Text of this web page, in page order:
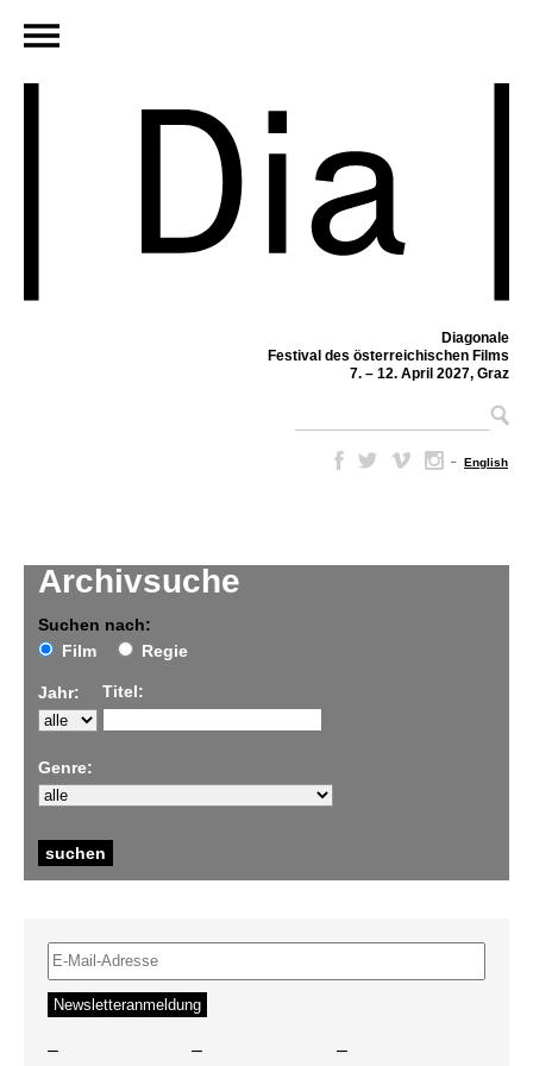
Diagonale
Festival des österreichischen Films
7. – 12. April 2027, Graz
– English
Archivsuche
Suchen nach:
Film
Regie
Jahr: Titel:
Genre:
– – –